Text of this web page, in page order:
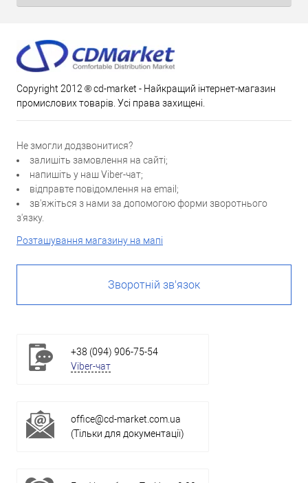
Copyright 2012 ® cd-market - Найкращий інтернет-магазин
промислових товарів. Усі права захищені.
Не змогли додзвонитися?
залишіть замовлення на сайті;
напишіть у наш Viber-чат;
відправте повідомлення на email;
зв'яжіться з нами за допомогою форми зворотнього
з'язку.
Розташування магазину на мапі
Зворотній зв'язок
+38 (094) 906-75-54
Viber-чат
office@cd-market.com.ua
(Тільки для документації)